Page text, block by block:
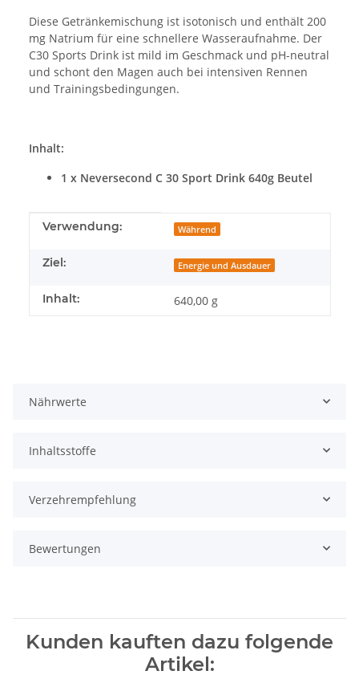
Diese Getränkemischung ist isotonisch und enthält 200
mg Natrium für eine schnellere Wasseraufnahme. Der
C30 Sports Drink ist mild im Geschmack und pH-neutral
und schont den Magen auch bei intensiven Rennen
und Trainingsbedingungen.
Inhalt:
1 x Neversecond C 30 Sport Drink 640g Beutel
Produkteigenschaft
Wert
Verwendung: Während
Ziel: Energie und Ausdauer
Inhalt: 640,00 g
Nährwerte
Inhaltsstoffe
Verzehrempfehlung
Bewertungen
Kunden kauften dazu folgende
Artikel: